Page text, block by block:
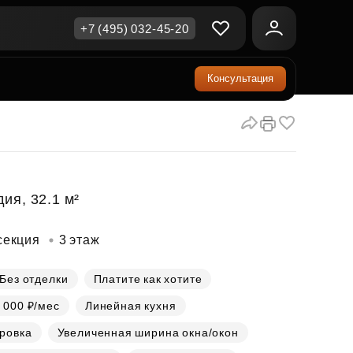
недвижимость
в окружении природы
для роста
и ответы
и скидки
капитал
+7 (495) 032-45-20
Консультация
32.1 м²
3 этаж
Без отделки Платите как хотите
000 ₽/мес Линейная кухня
Увеличенная ширина окна/окон